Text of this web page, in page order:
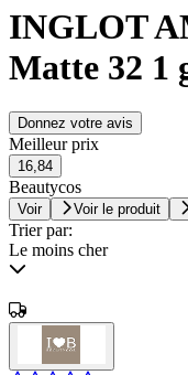
INGLOT
Matte 32 1
Donnez votre avis
Meilleur prix
16,84
Beautycos
Voir Voir le produit
Trier par:
Le moins cher